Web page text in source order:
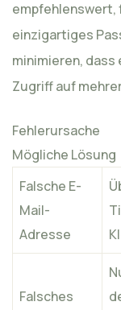
empfehlenswert,
einzigartiges
minimieren,
Zugriff auf
Fehlerursache
Mögliche Lösung
Falsche E-
Mail-
Adresse
Falsches